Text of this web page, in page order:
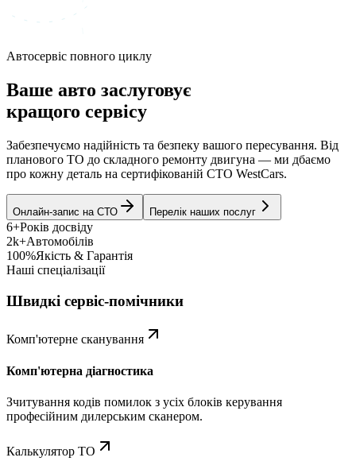
Автосервіс повного циклу
Ваше авто заслуговує
кращого сервісу
Забезпечуємо надійність та безпеку вашого пересування. Від
планового ТО до складного ремонту двигуна — ми дбаємо
про кожну деталь на сертифікованій СТО WestCars.
Онлайн-запис на СТО Перелік наших послуг
6+Років досвіду
2k+Автомобілів
100%Якість & Гарантія
Наші спеціалізації
Швидкі сервіс-помічники
Комп'ютерне сканування
Комп'ютерна діагностика
Зчитування кодів помилок з усіх блоків керування
професійним дилерським сканером.
Калькулятор ТО